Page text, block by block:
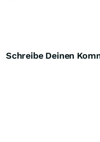
Schreibe Deinen